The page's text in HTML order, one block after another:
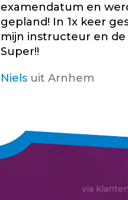
examendatum en
gepland! In 1x keer
mijn instructeur en
Super!!
Niels uit Arnhem
via